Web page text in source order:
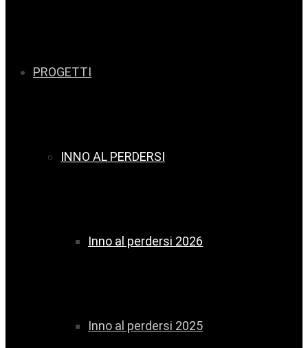
PROGETTI
INNO AL PERDERSI
Inno al perdersi 2026
Inno al perdersi 2025